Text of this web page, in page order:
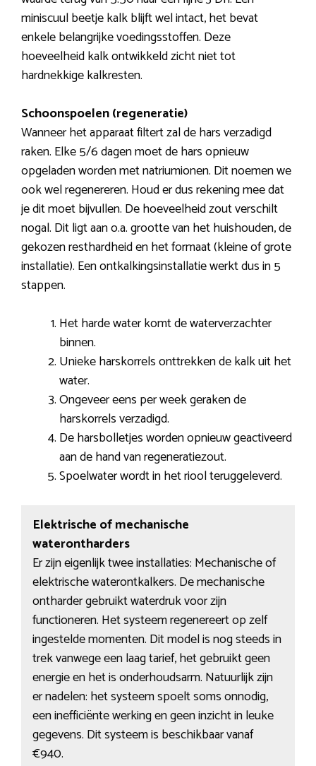
miniscuul beetje kalk blijft wel intact, het bevat
enkele belangrijke voedingsstoffen. Deze
hoeveelheid kalk ontwikkeld zicht niet tot
hardnekkige kalkresten.
Schoonspoelen (regeneratie)
Wanneer het apparaat filtert zal de hars verzadigd
raken. Elke 5/6 dagen moet de hars opnieuw
opgeladen worden met natriumionen. Dit noemen we
ook wel regenereren. Houd er dus rekening mee dat
je dit moet bijvullen. De hoeveelheid zout verschilt
nogal. Dit ligt aan o.a. grootte van het huishouden, de
gekozen resthardheid en het formaat (kleine of grote
installatie). Een ontkalkingsinstallatie werkt dus in 5
stappen.
Het harde water komt de waterverzachter
binnen.
Unieke harskorrels onttrekken de kalk uit het
water.
Ongeveer eens per week geraken de
harskorrels verzadigd.
De harsbolletjes worden opnieuw geactiveerd
aan de hand van regeneratiezout.
Spoelwater wordt in het riool teruggeleverd.
Elektrische of mechanische
waterontharders
Er zijn eigenlijk twee installaties: Mechanische of
elektrische waterontkalkers. De mechanische
ontharder gebruikt waterdruk voor zijn
functioneren. Het systeem regenereert op zelf
ingestelde momenten. Dit model is nog steeds in
trek vanwege een laag tarief, het gebruikt geen
energie en het is onderhoudsarm. Natuurlijk zijn
er nadelen: het systeem spoelt soms onnodig,
een inefficiënte werking en geen inzicht in leuke
gegevens. Dit systeem is beschikbaar vanaf
€940.